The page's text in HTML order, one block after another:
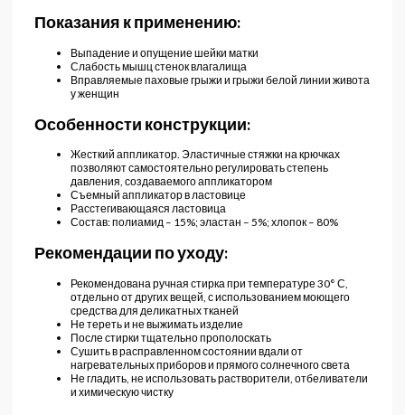
Показания к применению:
Выпадение и опущение шейки матки
Слабость мышц стенок влагалища
Вправляемые паховые грыжи и грыжи белой линии живота
у женщин
Особенности конструкции:
Жесткий аппликатор. Эластичные стяжки на крючках
позволяют самостоятельно регулировать степень
давления, создаваемого аппликатором
Съемный аппликатор в ластовице
Расстегивающаяся ластовица
Состав: полиамид – 15%; эластан – 5%; хлопок – 80%
Рекомендации по уходу:
Рекомендована ручная стирка при температуре 30° С,
отдельно от других вещей, с использованием моющего
средства для деликатных тканей
Не тереть и не выжимать изделие
После стирки тщательно прополоскать
Сушить в расправленном состоянии вдали от
нагревательных приборов и прямого солнечного света
Не гладить, не использовать растворители, отбеливатели
и химическую чистку